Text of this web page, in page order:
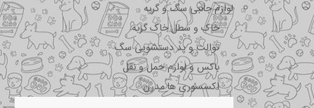
لوازم جانبی سگ و گربه
خاک و سطل خاک گربه
توالت و پد دستشویی سگ
باکس و لوازم حمل و نقل
اکسسوری ها مدرن